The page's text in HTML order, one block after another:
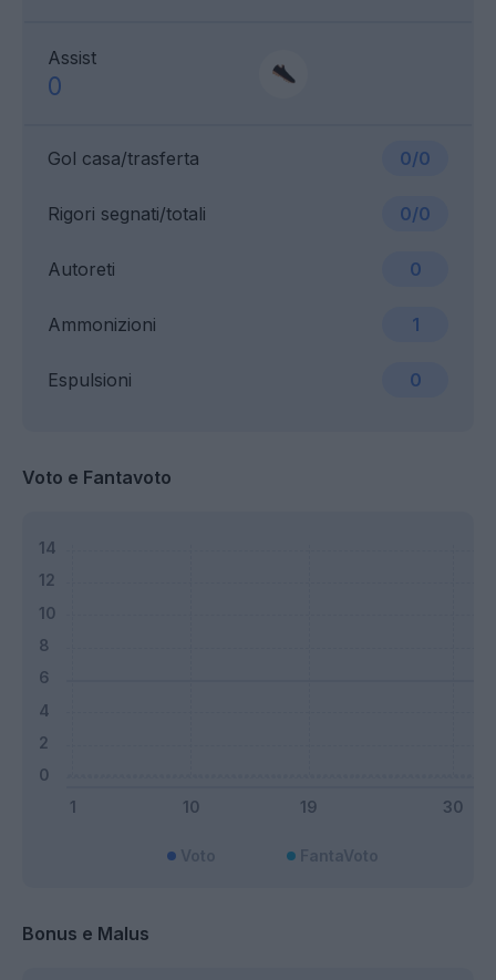
Assist
0
Gol casa/trasferta 0/0
Ammonizioni 1
Rigori segnati/totali 0/0
Espulsioni 0
Autoreti 0
Voto e Fantavoto
Bonus e Malus